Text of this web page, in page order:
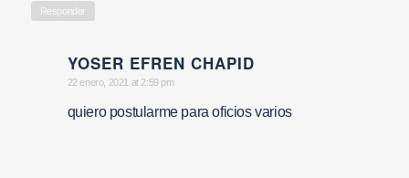
Responder
YOSER EFREN CHAPID
says:
22 enero, 2021 at 2:59 pm
quiero postularme para oficios varios